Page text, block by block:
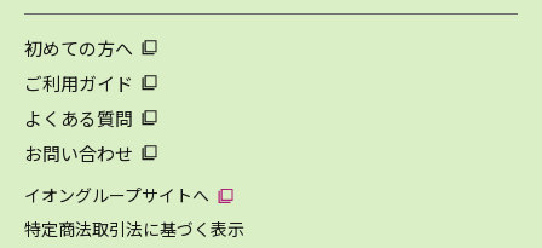
初めての方へ
ご利用ガイド
よくある質問
お問い合わせ
イオングループサイトへ
特定商法取引法に基づく表示